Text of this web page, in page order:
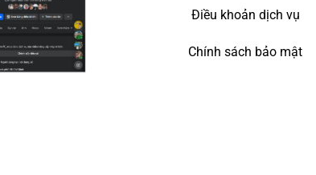
Điều khoản dịch vụ
Chính sách bảo mật